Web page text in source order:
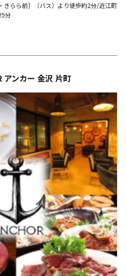
きらら前］（バス）より徒歩約2分/近江町
分
アンカー 金沢 片町